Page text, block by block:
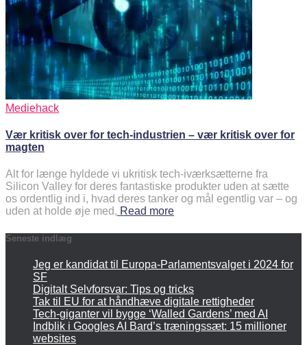
Mediehack
Vær kritisk over for tech-industrien – vær kritisk over for
magten
Alt for længe hyldede vi ukritisk tech-iværksætterne fra
Silicon Valley for deres fantastiske produkter uden at sætte
os ordentlig ind i, hvad deres tanker og mål egentlig var – og
uden at holde øje med, Read more
Seneste indlæg
Jeg er kandidat til Europa-Parlamentsvalget i 2024 for
SF
Digitalt Selvforsvar: Tips og tricks
Tak til EU for at håndhæve digitale rettigheder
Tech-giganter vil bygge ‘Walled Gardens’ med AI
Indblik i Googles AI Bard’s træningssæt: 15 millioner
websites